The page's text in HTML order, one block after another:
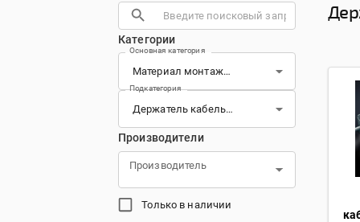
Категории
Основная категория
Подкатегория
Производители
Производитель
Только в наличии